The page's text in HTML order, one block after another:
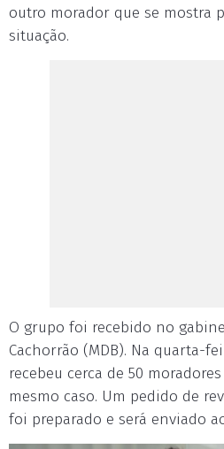
outro morador que se mostra
situação.
O grupo foi recebido no
Cachorrão (MDB). Na quarta-
recebeu cerca de 50
mesmo caso. Um pedido de
foi preparado e será enviado